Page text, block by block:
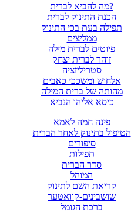
מה להביא לברית?
הכנת התינוק לברית
תפילה בעת בכי התינוק
ממליצים
פיוטים לברית מילה
זוהר לברית יצחק
סטריליזציה
אלחוש ומשככי כאבים
מהותה של ברית המילה
כיסא אליהו הנביא
פינה חמה לאמא
הטיפול בתינוק לאחר הברית
סיפורים
תפילות
סדר הברית
המוהל
קריאת השם לתינוק
שושבינים-קוואטער
ברכת הגומל